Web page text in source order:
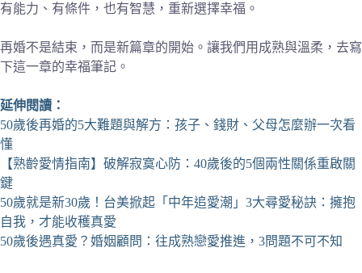
有能力、有條件，也有智慧，重新選擇幸福。
再婚不是結束，而是新篇章的開始。讓我們用成熟與溫柔，去寫
下這一章的幸福筆記。
延伸閱讀：
50歲後再婚的5大難題與解方：孩子、錢財、父母怎麼辦一次看
懂
【熟齡愛情指南】破解寂寞心防：40歲後的5個兩性關係重啟關
鍵
50歲就是新30歲！台美掀起「中年追愛潮」3大尋愛秘訣：擁抱
自我，才能收穫真愛
50歲後遇真愛？婚姻顧問：往成熟戀愛推進，3問題不可不知